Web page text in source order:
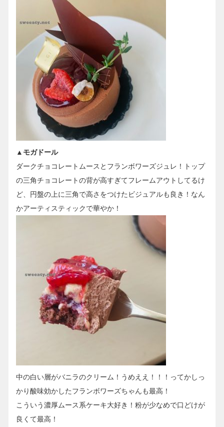
▲モガドール
ダークチョコレートムースとフランボワーズジュレ！トップ
の三角チョコレートの背が高すぎてフレームアウトしてるけ
ど、円盤の上に三角で高さをつけたビジュアルも良き！なん
かアーティスティックで華やか！
中の白い層がバニラのクリーム！うめええ！！！ってかしっ
かり酸味効かしたフランボワーズちゃんも最高！
こういう濃厚ムース系ケーキ大好き！粉が少なめで口どけが
良くて最高！